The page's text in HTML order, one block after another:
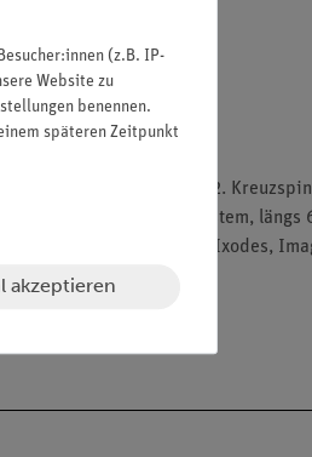
Cheliceren und Palpen 2.
mit Zentralnervensystem, längs
gallinae, total 9. Zecke, Ixodes,
(z.B. IP-
Website zu
benennen.
späteren Zeitpunkt
akzeptieren